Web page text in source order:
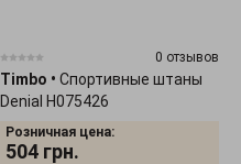
0 отзывов
Timbo • Спортивные штаны
Denial H075426
Розничная цена:
504 грн.